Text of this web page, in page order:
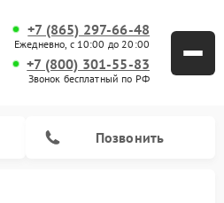
+7 (865) 297-66-48
Ежедневно, с 10:00 до 20:00
+7 (800) 301-55-83
Звонок бесплатный по РФ
Позвонить